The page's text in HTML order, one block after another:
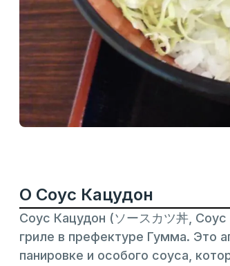
О Соус Кацудон
Соус Кацудон (ソースカツ丼,
гриле в префектуре Гумма. Это
панировке и особого соуса,